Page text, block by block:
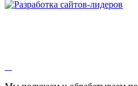
Змееголовник